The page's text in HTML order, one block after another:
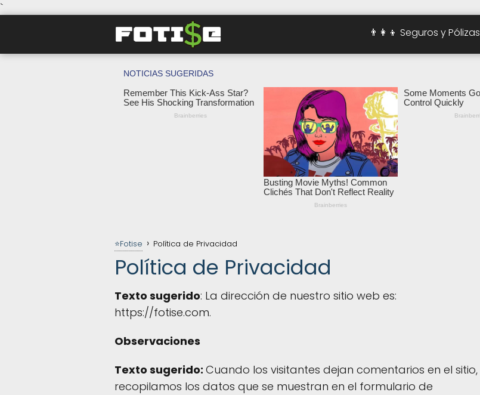
`
👨‍👩‍👦 Seguros y Pólizas
⭐Fotise Política de Privacidad
Política de Privacidad
Texto sugerido: La dirección de nuestro sitio web es:
https://fotise.com.
Observaciones
Texto sugerido: Cuando los visitantes dejan comentarios en el sitio,
recopilamos los datos que se muestran en el formulario de